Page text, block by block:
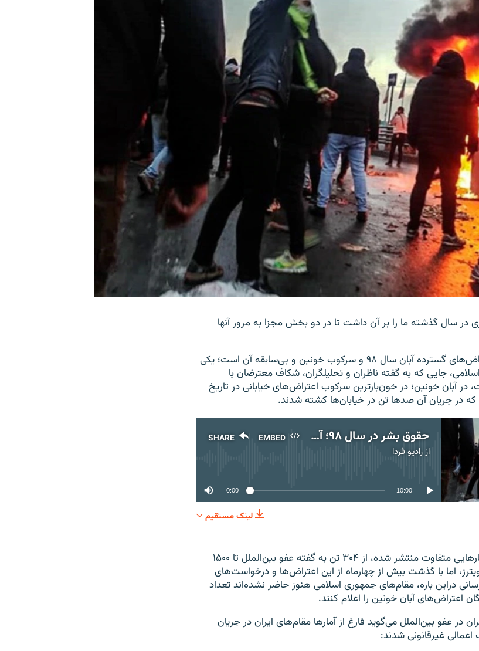
سال گذشته ما را بر آن داشت تا در دو بخش مجزا به مرور آنها
در بخش اول تمرکز ما بر اعتراض‌های گسترده آبان سال ۹۸ و سرکوب خونین و بی‌سابقه آن است؛ یکی
جایی که به گفته ناظران و تحلیلگران، شکاف معترضان با
آبان خونین؛ در خون‌بارترین سرکوب اعتراض‌های خیابانی در تاریخ
در جریان آن صدها تن در خیابان‌ها‌ کشته شدند.
EMBED
SHARE حقوق بشر در سال ۹۸؛ آبان‌ماه صحنه خونین‌ترین سرکوب اعتراض‌های خیابانی در تاریخ جمهوری اسلامی
ازرادیو فردا
SHARE
No media source currently available
0:00 10:00
لینک مستقیم
از تعداد کشته‌های آبان‌ماه آمارهایی متفاوت منتشر شده، از ۳۰۴ تن به گفته عفو بین‌الملل تا ۱۵۰۰
اما با گذشت بیش از چهارماه از این اعتراض‌ها و درخواست‌های
دراین باره، مقام‌های جمهوری اسلامی هنوز حاضر نشده‌اند تعداد
اعتراض‌های آبان خونین را اعلام کنند.
در عفو بین‌الملل می‌گوید فارغ از آمارها مقام‌های ایران در جریان
غیرقانونی شدند: